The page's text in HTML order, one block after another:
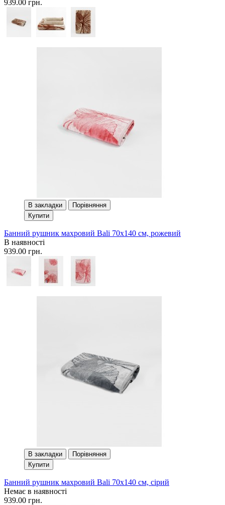
939.00 грн.
В закладки
Порівняння
Купити
Банний рушник махровий Bali 70x140 см, рожевий
В наявності
939.00 грн.
В закладки
Порівняння
Купити
Банний рушник махровий Bali 70x140 см, сірий
Немає в наявності
939.00 грн.